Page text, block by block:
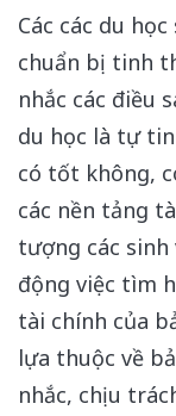
Các các du
chuẩn bị tinh
nhắc các điều
du học là tự
có tốt không,
các nền tảng
tượng các sinh
động việc tìm
tài chính của
lựa thuộc về
nhắc, chịu